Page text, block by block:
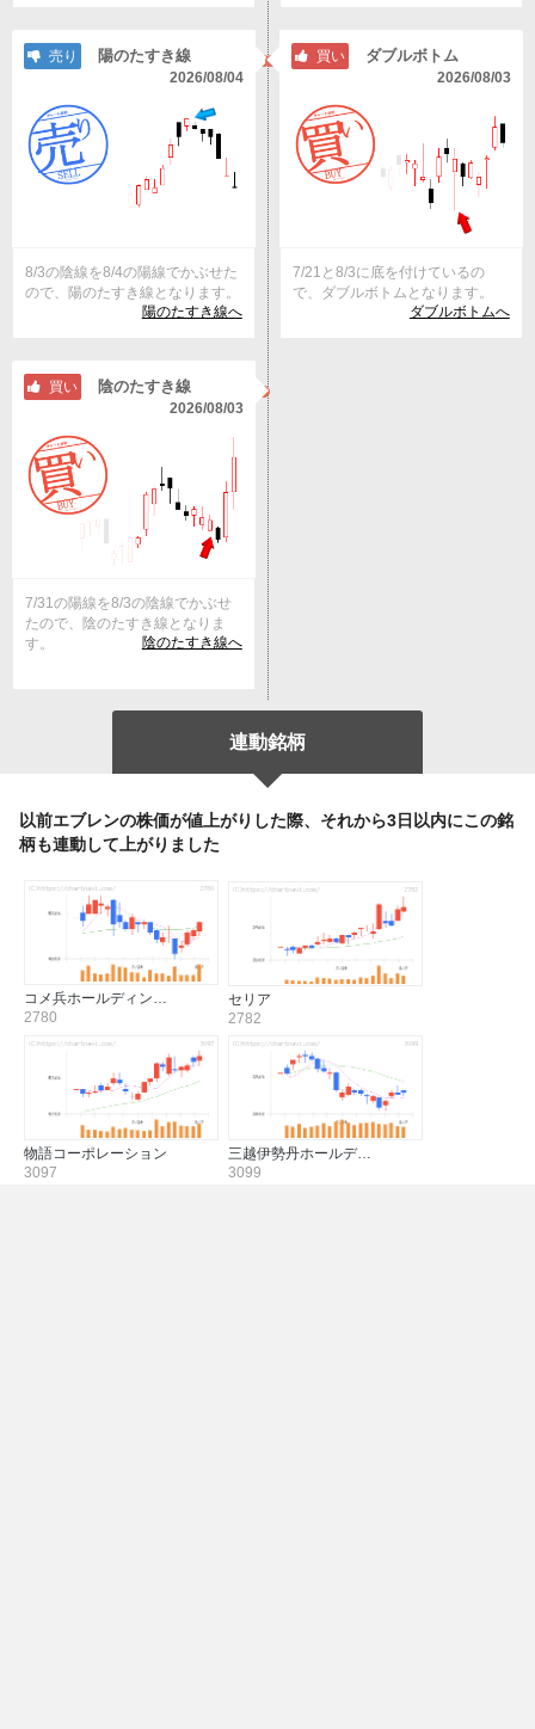
売り 陽のたすき線
2026/08/04
8/3の陰線を8/4の陽線でかぶせた
ので、陽のたすき線となります。
陽のたすき線へ
買い ダブルボトム
2026/08/03
7/21と8/3に底を付けているの
で、ダブルボトムとなります。
ダブルボトムへ
買い 陰のたすき線
2026/08/03
7/31の陽線を8/3の陰線でかぶせ
たので、陰のたすき線となりま
す。
陰のたすき線へ
連動銘柄
以前エブレンの株価が値上がりした際、それから3日以内にこの銘
柄も連動して上がりました
コメ兵ホールディン…
2780
セリア
2782
物語コーポレーション
3097
三越伊勢丹ホールデ…
3099